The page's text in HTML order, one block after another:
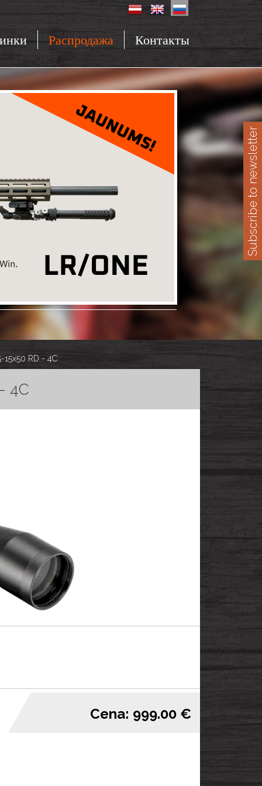
Распродажа Контакты
15x50 RD - 4C
4C
Cena: 999.00 €
Subscribe to newsletter